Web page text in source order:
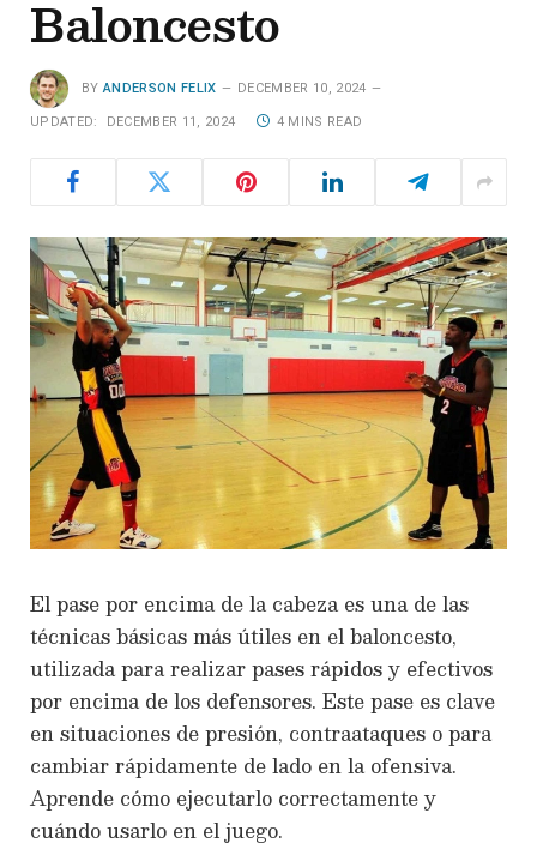
Baloncesto
BY ANDERSON FELIX DECEMBER 10, 2024
UPDATED: DECEMBER 11, 2024 4 MINS READ
Elpase por encima de la cabeza es una de las
técnicas básicas más útiles en el baloncesto,
utilizada para realizar pases rápidos y efectivos
por encima de los defensores. Este pase es clave
en situaciones de presión, contraataques o para
cambiar rápidamente de lado en la ofensiva.
Aprende cómo ejecutarlo correctamente y
cuándo usarlo en el juego.